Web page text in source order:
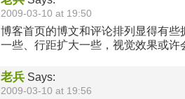
2009-03-10 at 19:50
博客首页的博文和评论排列显得有些
一些、行距扩大一些，视觉效果或许
老兵 Says:
2009-03-10 at 19:56